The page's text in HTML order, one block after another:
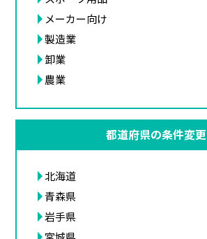
メーカー向け
製造業
卸業
農業
都道府県の条件変更
北海道
青森県
岩手県